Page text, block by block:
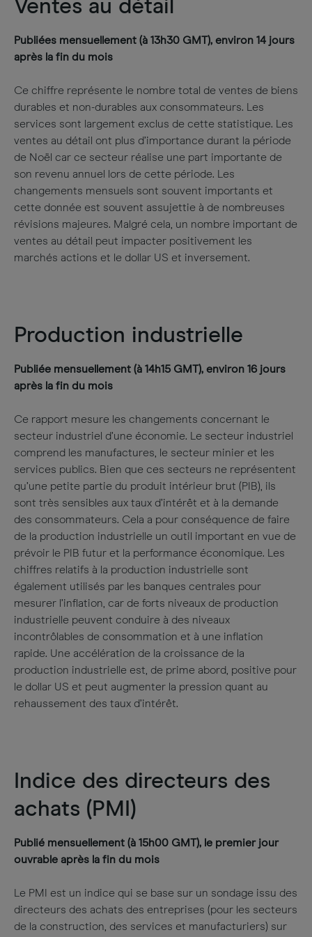
Ventes au détail
Publiées mensuellement (à 13h30 GMT), environ 14 jours
après la fin du mois
Ce chiffre représente le nombre total de ventes de biens
durables et non-durables aux consommateurs. Les
services sont largement exclus de cette statistique. Les
ventes au détail ont plus d’importance durant la période
de Noël car ce secteur réalise une part importante de
son revenu annuel lors de cette période. Les
changements mensuels sont souvent importants et
cette donnée est souvent assujettie à de nombreuses
révisions majeures. Malgré cela, un nombre important de
ventes au détail peut impacter positivement les
marchés actions et le dollar US et inversement.
Production industrielle
Publiée mensuellement (à 14h15 GMT), environ 16 jours
après la fin du mois
Ce rapport mesure les changements concernant le
secteur industriel d’une économie. Le secteur industriel
comprend les manufactures, le secteur minier et les
services publics. Bien que ces secteurs ne représentent
qu’une petite partie du produit intérieur brut (PIB), ils
sont très sensibles aux taux d’intérêt et à la demande
des consommateurs. Cela a pour conséquence de faire
de la production industrielle un outil important en vue de
prévoir le PIB futur et la performance économique. Les
chiffres relatifs à la production industrielle sont
également utilisés par les banques centrales pour
mesurer l’inflation, car de forts niveaux de production
industrielle peuvent conduire à des niveaux
incontrôlables de consommation et à une inflation
rapide. Une accélération de la croissance de la
production industrielle est, de prime abord, positive pour
le dollar US et peut augmenter la pression quant au
rehaussement des taux d’intérêt.
Indice des directeurs des
achats (PMI)
Publié mensuellement (à 15h00 GMT), le premier jour
ouvrable après la fin du mois
Le PMI est un indice qui se base sur un sondage issu des
directeurs des achats des entreprises (pour les secteurs
de la construction, des services et manufacturiers) sur